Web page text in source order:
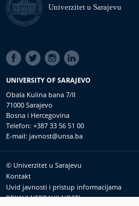
Univerzitet u Sarajevu
SOCIAL
LINKS
UNIVERSITY OF SARAJEVO
Obala Kulina bana 7/II
71000 Sarajevo
Bosna i Hercegovina
Telefon: +387 33 56 51 00
E-mail: javnost@unsa.ba
Footer
meni
© Univerzitet u Sarajevu
Kontakt
Uvid javnosti i pristup informacijama
PRIJAVI NEPRAVILNOSTI